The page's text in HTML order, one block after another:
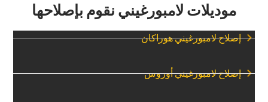
‏موديلات لامبورغيني نقوم بإصلاحها‏
‏إصلاح لامبورغيني هوراكان‏
‏إصلاح لامبورغيني أوروس‏